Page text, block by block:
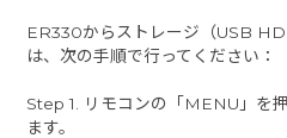
ER330からストレージ（USB
は、次の手順で行ってください：
Step 1. リモコンの「MENU」を
ます。